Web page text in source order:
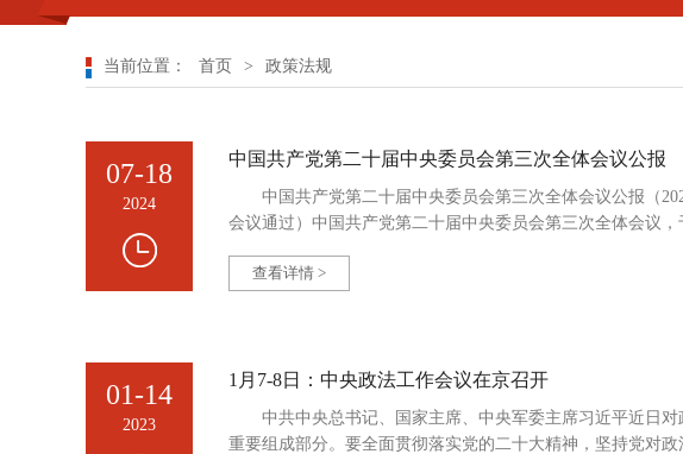
当前位置： 首页 > 政策法规
07-18
2024
中国共产党第二十届中央委员会第三次全体会议公报
中国共产党第二十届中央委员会第三次全体会议公报（
会议通过）中国共产党第二十届中央委员会第三次全体会议，
查看详情 >
01-14
2023
1月7-8日：中央政法工作会议在京召开
中共中央总书记、国家主席、中央军委主席习近平近日
重要组成部分。要全面贯彻落实党的二十大精神，坚持党对